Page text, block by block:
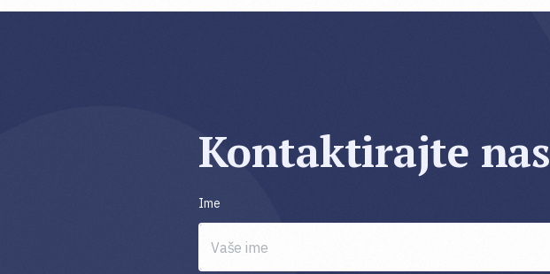
Kontaktirajte nas
Ime